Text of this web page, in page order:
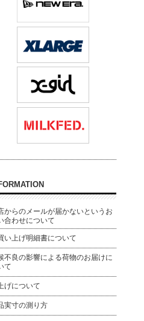
からのメールが届かないというお
合わせについて
い上げ明細書について
不良の影響による荷物のお届けに
て
げについて
実寸の測り方